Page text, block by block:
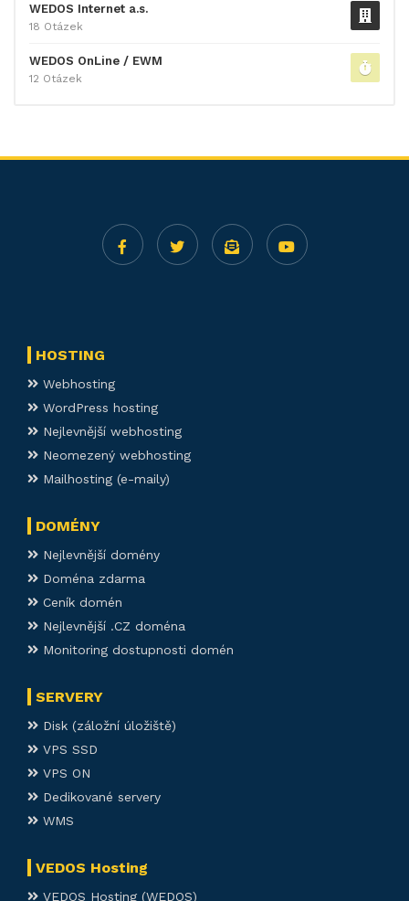
WEDOS Internet a.s.
18 Otázek
WEDOS OnLine / EWM
12 Otázek
HOSTING
Webhosting
WordPress hosting
Nejlevnější webhosting
Neomezený webhosting
Mailhosting (e-maily)
DOMÉNY
Nejlevnější domény
Doména zdarma
Ceník domén
Nejlevnější .CZ doména
Monitoring dostupnosti domén
SERVERY
Disk (záložní úložiště)
VPS SSD
VPS ON
Dedikované servery
WMS
VEDOS Hosting
VEDOS Hosting (WEDOS)